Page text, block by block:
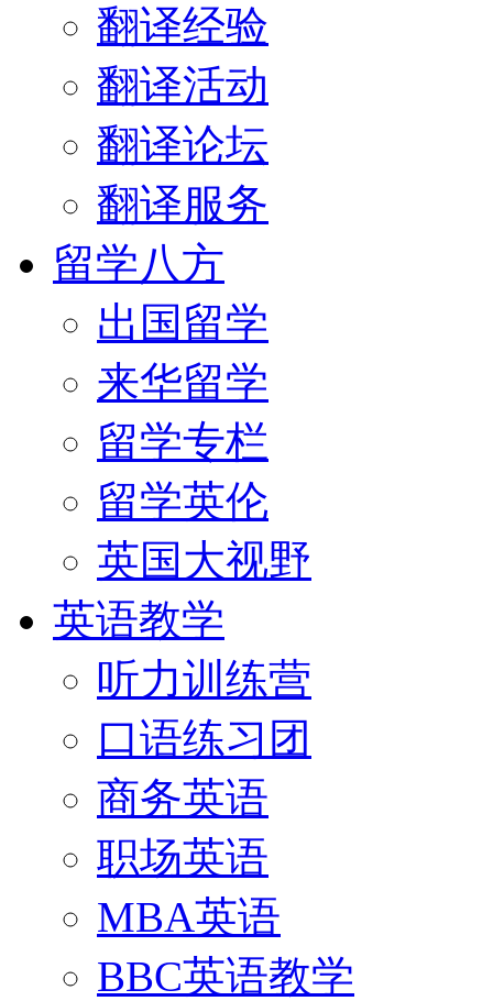
翻译经验
翻译活动
翻译论坛
翻译服务
留学八方
出国留学
来华留学
留学专栏
留学英伦
英国大视野
英语教学
听力训练营
口语练习团
商务英语
职场英语
MBA英语
BBC英语教学